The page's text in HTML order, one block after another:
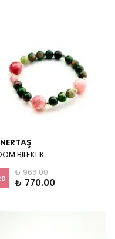
BİLEKLİK
₺ 966.00
₺ 770.00